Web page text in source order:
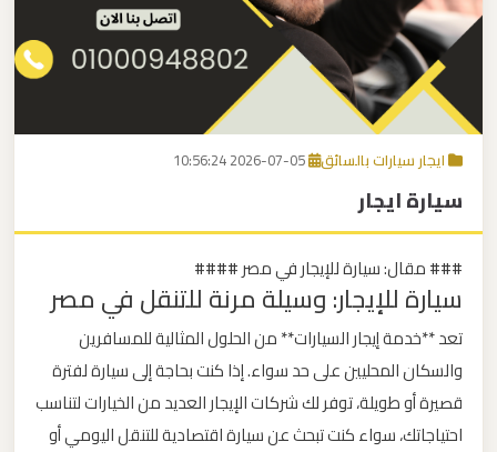
اتصل بنا
EN
ايجار سيارات بالسائق
سيارة ايجار
### مقال: سيارة للإيجار في مصر ####
سيارة للإيجار: وسيلة مرنة للتنقل في مصر
تعد **خدمة إيجار السيارات** من الحلول المثالية للمسافرين
والسكان المحليين على حد سواء. إذا كنت بحاجة إلى سيارة لفترة
قصيرة أو طويلة، توفر لك شركات الإيجار العديد من الخيارات لتناسب
احتياجاتك، سواء كنت تبحث عن سيارة اقتصادية للتنقل اليومي أو
برج
العرب
القاهرة
مكاتب
ليموزين
الاسكندرية
القاهرة
ليموزين
ليموزين